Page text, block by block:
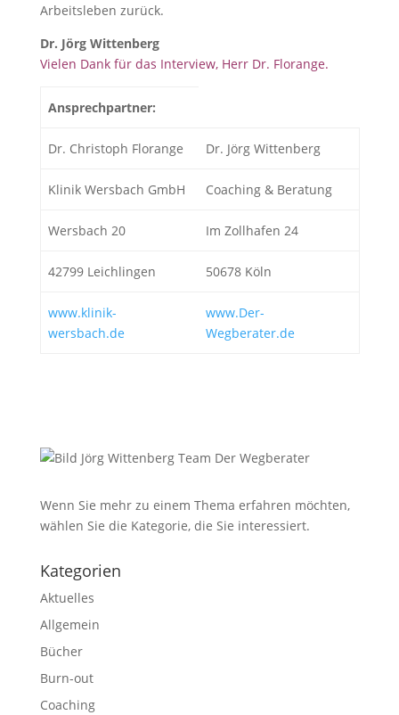
Arbeitsleben zurück.
Dr. Jörg Wittenberg
Vielen Dank für das Interview, Herr Dr. Florange.
Ansprechpartner:
Dr. Christoph Florange Dr. Jörg Wittenberg
Klinik Wersbach GmbH Coaching & Beratung
Wersbach 20 Im Zollhafen 24
42799 Leichlingen 50678 Köln
www.klinik-
wersbach.de
www.Der-
Wegberater.de
Wenn Sie mehr zu einem Thema erfahren möchten,
wählen Sie die Kategorie, die Sie interessiert.
Kategorien
Aktuelles
Allgemein
Bücher
Burn-out
Coaching